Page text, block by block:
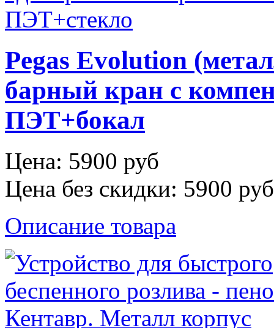
Pegas Evolution
барный кран с
ПЭТ+бокал
Цена: 5900 руб
Цена без скидки: 5900 руб
Описание товара